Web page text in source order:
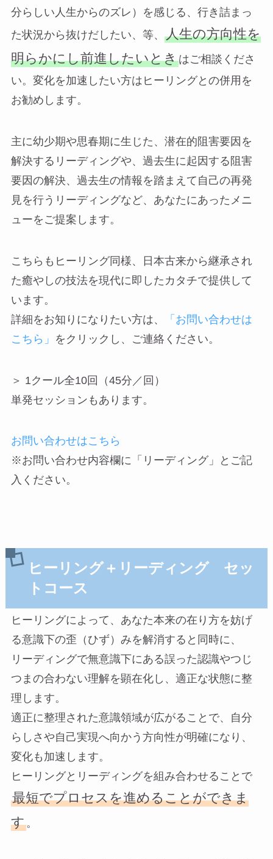
分らしい人生からのズレ）を感じる、行き詰まっ
た状況から抜けだしたい、等、 人生の方向性を
明らかにし前進したいときはご相談くださ
い。変化を加速したい方はヒーリングとの併用を
お勧めします。
主に幼少期や思春期に生じた、潜在的阻害要因を
解決するリーディングや、過去生に起因する阻害
要因の解決、過去生の情報を踏まえて自己の再発
見を行うリーディングなど、あなたにあったメニ
ューをご提案します。
こちらもヒーリング同様、日本古来から継承され
た癒やしの技法を現代に即したカタチで提供して
います。
詳細をお知りになりたい方は、
「お問い合わせは
こちら」 をクリックし、ご連絡ください。
＞ 1クール全10回（45分／回）
単発セッションもあります。
お問い合わせはこちら
※お問い合わせ内容欄に「リーディング」とご記
入ください。
ヒーリング＋リーディング セッ
トコース
ヒーリングによって、あなた本来の在り方を妨げ
る意識下の歪（ひず）みを解消すると同時に、
リーディングで無意識下にある誤った認識やつじ
つまの合わない理解を顕在化し、適正な状態に整
理します。
適正に整理された意識領域が広がることで、自分
らしさや自己実現へ向かう方向性が明確になり、
変化も加速します。
ヒーリングとリーディングを組み合わせることで
最短でプロセスを進めることができま
す。